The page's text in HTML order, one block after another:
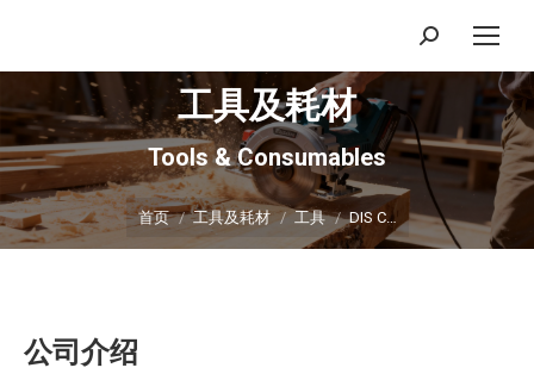
搜
索：
工具及耗材
Tools & Consumables
你在这里：
首页 工具及耗材 工具 DIS C…
公司介绍